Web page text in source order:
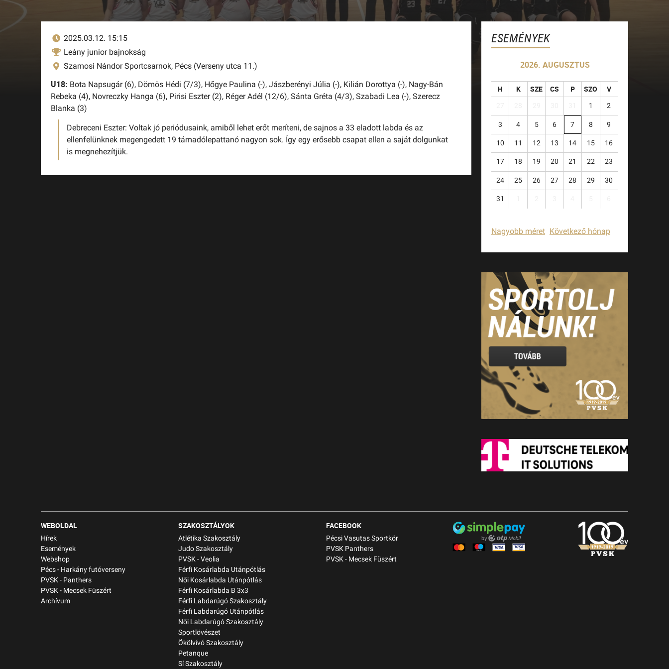
2025.03.12. 15:15
Leány junior bajnokság
Szamosi Nándor Sportcsarnok, Pécs (Verseny utca 11.)
U18: Bota Napsugár (6), Dömös Hédi (7/3), Hőgye Paulina (-), Jászberényi Júlia (-), Kilián Dorottya (-), Nagy-Bán
Rebeka (4), Novreczky Hanga (6), Pirisi Eszter (2), Réger Adél (12/6), Sánta Gréta (4/3), Szabadi Lea (-), Szerecz
Blanka (3)
Debreceni Eszter: Voltak jó periódusaink, amiből lehet erőt meríteni, de sajnos a 33 eladott labda és az
ellenfelünknek megengedett 19 támadólepattanó nagyon sok. Így egy erősebb csapat ellen a saját dolgunkat
is megnehezítjük.
ESEMÉNYEK
2026. AUGUSZTUS
H K SZE CS P SZO V
1 2
3 4 5 6 7 8 9
10 11 12 13 14 15 16
17 18 19 20 21 22 23
24 25 26 27 28 29 30
31
Nagyobb méret Következő hónap
WEBOLDAL
Hírek
Események
Webshop
Pécs - Harkány futóverseny
PVSK - Panthers
PVSK - Mecsek Füszért
Archívum
SZAKOSZTÁLYOK
Atlétika Szakosztály
Judo Szakosztály
PVSK - Veolia
Férfi Kosárlabda Utánpótlás
Női Kosárlabda Utánpótlás
Férfi Kosárlabda B 3x3
Férfi Labdarúgó Szakosztály
Férfi Labdarúgó Utánpótlás
Női Labdarúgó Szakosztály
Sportlövészet
Ökölvívó Szakosztály
Petanque
Sí Szakosztály
FACEBOOK
Pécsi Vasutas Sportkör
PVSK Panthers
PVSK - Mecsek Füszért